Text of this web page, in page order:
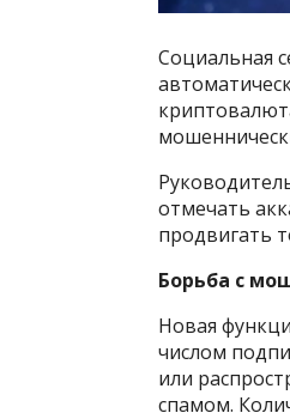
Социальная
отмечать
продвигать
Борьба с
Новая
числом
или
спамом.